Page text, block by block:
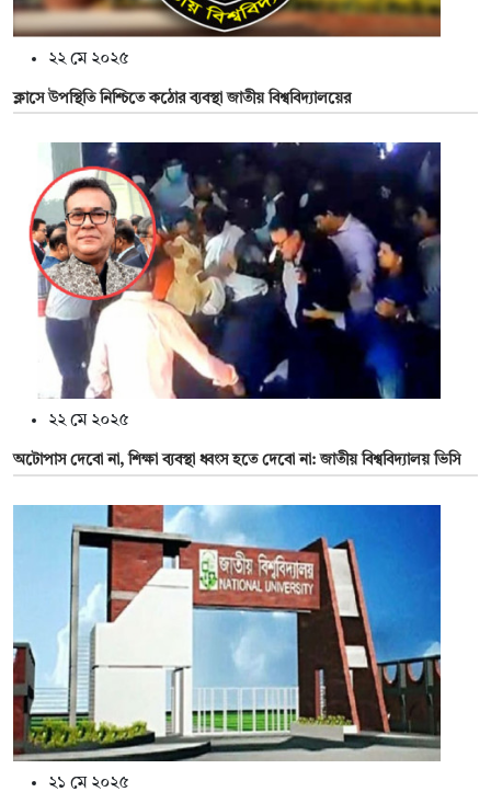
২২ মে ২০২৫
ক্লাসে উপস্থিতি নিশ্চিতে কঠোর ব্যবস্থা জাতীয় বিশ্ববিদ্যালয়ের
২২ মে ২০২৫
অটোপাস দেবো না, শিক্ষা ব্যবস্থা ধ্বংস হতে দেবো না: জাতীয় বিশ্ববিদ্যালয় ভিসি
২১ মে ২০২৫